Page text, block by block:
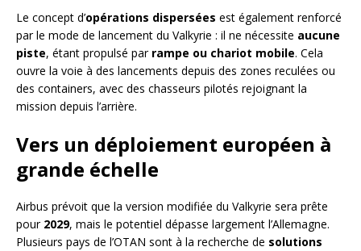
Le concept d’opérations dispersées est également renforcé
par le mode de lancement du Valkyrie : il ne nécessite aucune
piste, étant propulsé par rampe ou chariot mobile. Cela
ouvre la voie à des lancements depuis des zones reculées ou
des containers, avec des chasseurs pilotés rejoignant la
mission depuis l’arrière.
Vers un déploiement européen à
grande échelle
Airbus prévoit que la version modifiée du Valkyrie sera prête
pour 2029, mais le potentiel dépasse largement l’Allemagne.
Plusieurs pays de l’OTAN sont à la recherche de solutions